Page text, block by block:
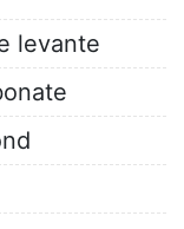
levante